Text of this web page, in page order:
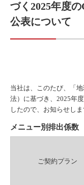
づく2025年度
公表について
当社は、このたび、「
法）に基づき、2025年
したので、お知らせしま
メニュー別排出係数
ご契約プラン